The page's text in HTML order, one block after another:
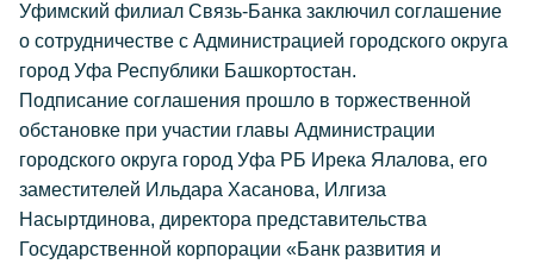
Уфимский филиал Связь-Банка заключил соглашение
о сотрудничестве с Администрацией городского округа
город Уфа Республики Башкортостан.
Подписание соглашения прошло в торжественной
обстановке при участии главы Администрации
городского округа город Уфа РБ Ирека Ялалова, его
заместителей Ильдара Хасанова, Илгиза
Насыртдинова, директора представительства
Государственной корпорации «Банк развития и